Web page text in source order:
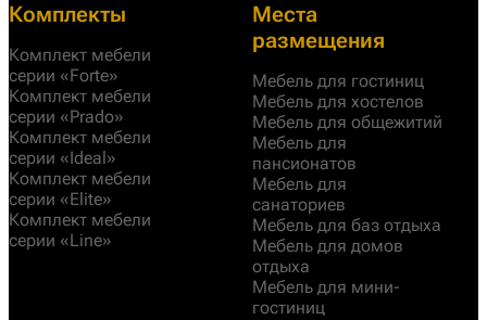
Комплекты
Комплект мебели
серии «Forte»
Комплект мебели
серии «Prado»
Комплект мебели
серии «Ideal»
Комплект мебели
серии «Elite»
Комплект мебели
серии «Line»
Места
размещения
Мебель для гостиниц
Мебель для хостелов
Мебель для общежитий
Мебель для
пансионатов
Мебель для
санаториев
Мебель для баз отдыха
Мебель для домов
отдыха
Мебель для мини-
гостиниц